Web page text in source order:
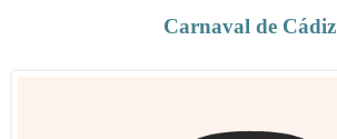
Carnaval de Cádiz